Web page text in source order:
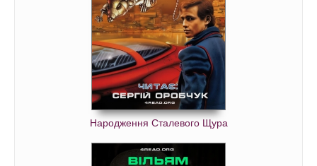
Народження Сталевого Щура